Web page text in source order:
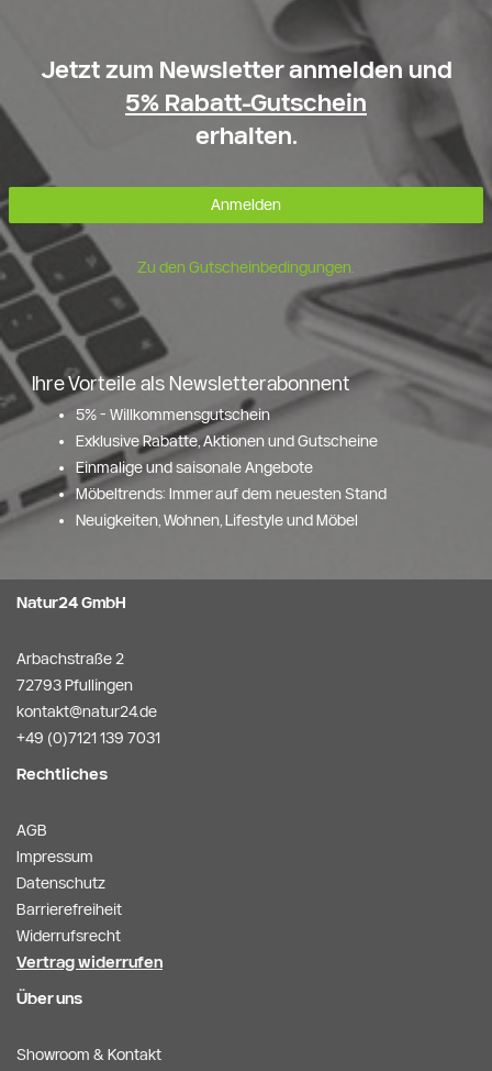
Jetzt zum Newsletter anmelden und
5% Rabatt-Gutschein
erhalten.
Anmelden
Zu den Gutscheinbedingungen.
Ihre Vorteile als Newsletterabonnent
5% - Willkommensgutschein
Exklusive Rabatte, Aktionen und Gutscheine
Einmalige und saisonale Angebote
Möbeltrends: Immer auf dem neuesten Stand
Neuigkeiten, Wohnen, Lifestyle und Möbel
Natur24 GmbH
Arbachstraße 2
72793 Pfullingen
kontakt@natur24.de
+49 (0)7121 139 7031
Rechtliches
AGB
Impressum
Datenschutz
Barrierefreiheit
Widerrufsrecht
Vertrag widerrufen
Über uns
Showroom & Kontakt